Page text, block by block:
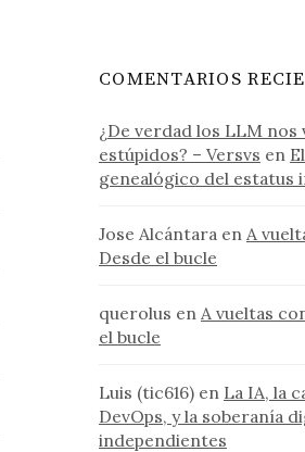
COMENTARIOS
¿De verdad los LLM nos
estúpidos? – Versvs en
genealógico del estatus
Jose Alcántara en A
Desde el bucle
querolus en A vueltas
el bucle
Luis (tic616) en La IA, la
DevOps, y la soberanía
independientes